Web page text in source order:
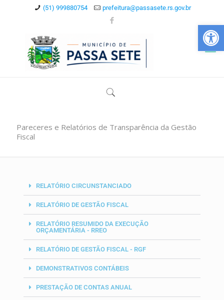
Abrir
(51) 999880754 prefeitura@passasete.rs.gov.br
Pareceres e Relatórios de Transparência da Gestão
Fiscal
RELATÓRIO CIRCUNSTANCIADO
RELATÓRIO DE GESTÃO FISCAL
RELATÓRIO RESUMIDO DA EXECUÇÃO
ORÇAMENTÁRIA - RREO
RELATÓRIO DE GESTÃO FISCAL - RGF
DEMONSTRATIVOS CONTÁBEIS
PRESTAÇÃO DE CONTAS ANUAL